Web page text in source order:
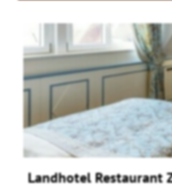
Landhotel Restaurant